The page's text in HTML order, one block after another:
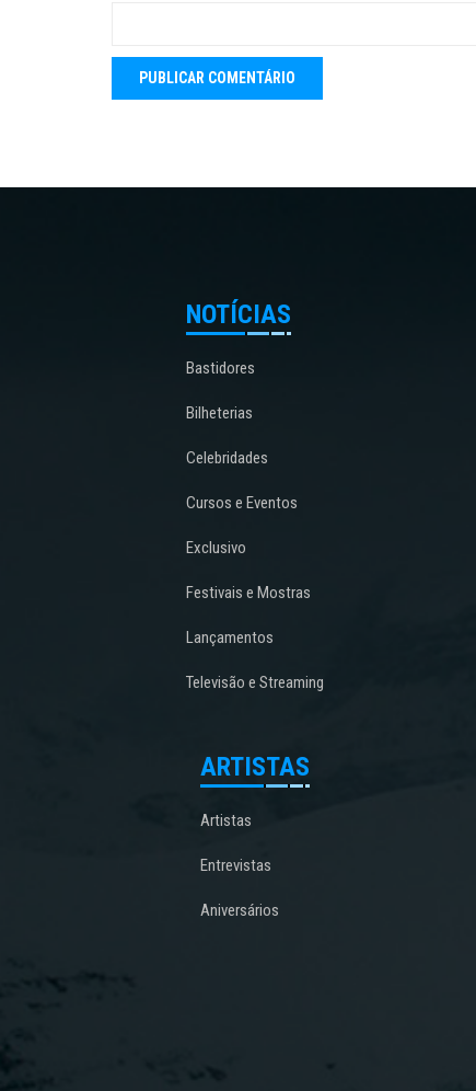
NOTÍCIAS
Bastidores
Bilheterias
Celebridades
Cursos e Eventos
Exclusivo
Festivais e Mostras
Lançamentos
Televisão e Streaming
ARTISTAS
Artistas
Entrevistas
Aniversários